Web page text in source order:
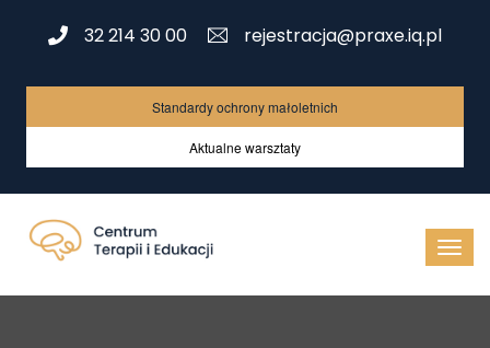
32 214 30 00 rejestracja@praxe.iq.pl
Standardy ochrony małoletnich
Aktualne warsztaty